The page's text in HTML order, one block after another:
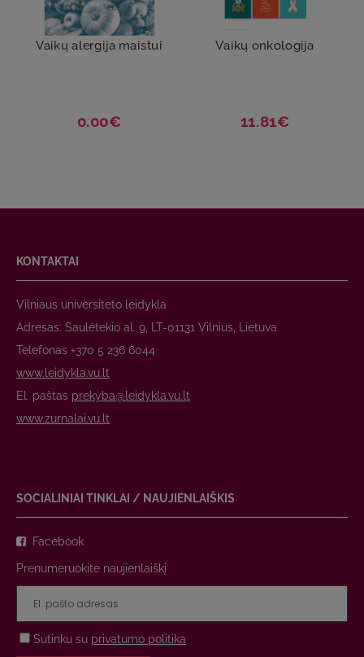
Vaikų alergija maistui
0.00€
Vaikų onkologija
11.81€
KONTAKTAI
Vilniaus universiteto leidykla
Adresas: Saulėtekio al. 9, LT-01131 Vilnius, Lietuva
Telefonas +370 5 236 6044
www.leidykla.vu.lt
El. paštas prekyba@leidykla.vu.lt
www.zurnalai.vu.lt
SOCIALINIAI TINKLAI / NAUJIENLAIŠKIS
Facebook
Prenumeruokite naujienlaiškį
Sutinku su privatumo politika